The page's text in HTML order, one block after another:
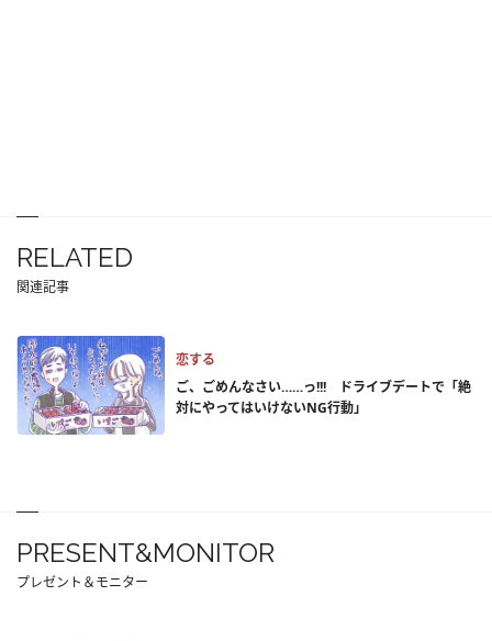
RELATED
関連記事
恋する
ご、ごめんなさい……っ!!! ドライブデートで「絶
対にやってはいけないNG行動」
PRESENT&MONITOR
プレゼント＆モニター